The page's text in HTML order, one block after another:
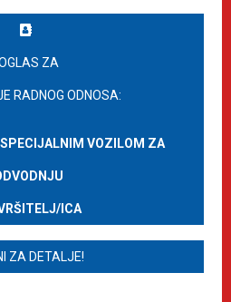
ZA
RADNOG ODNOSA:
VOZILOM ZA
ICA
ZA DETALJE!